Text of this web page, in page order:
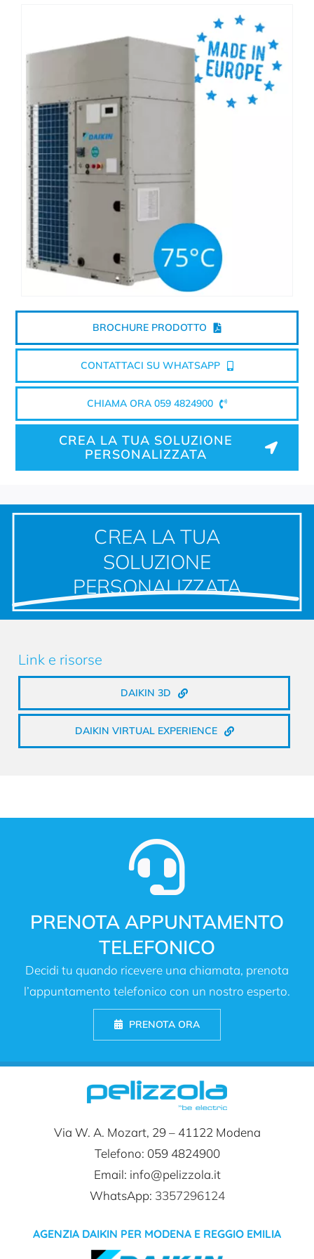
COMMERCIALE
DAIKIN TI PREMIA
PROGETTAZIONE
NEWS
BROCHURE PRODOTTO
CONTATTACI SU WHATSAPP
CHIAMA ORA 059 4824900
CREA LA TUA SOLUZIONE
PERSONALIZZATA
CREA LA TUA
SOLUZIONE
PERSONALIZZATA
Link e risorse
DAIKIN 3D
DAIKIN VIRTUAL EXPERIENCE
PRENOTA APPUNTAMENTO
TELEFONICO
Decidi tu quando ricevere una chiamata, prenota
l’appuntamento telefonico con un nostro esperto.
PRENOTA ORA
Via W. A. Mozart, 29 – 41122 Modena
Telefono: 059 4824900
Email: info@pelizzola.it
WhatsApp: 3357296124
AGENZIA DAIKIN PER MODENA E REGGIO EMILIA